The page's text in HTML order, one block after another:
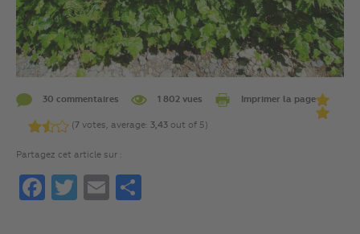
30 commentaires 1 802 vues Imprimer la page
(7 votes, average: 3,43 out of 5)
Partagez cet article sur :
FacebookTwitterEmail